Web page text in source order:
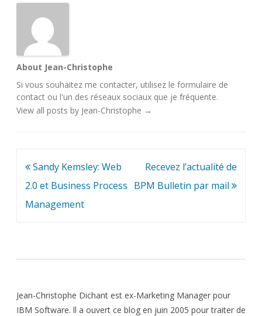
About Jean-Christophe
Si vous souhaitez me contacter, utilisez le formulaire de
contact ou l'un des réseaux sociaux que je fréquente.
View all posts by Jean-Christophe →
Navigation
de
l’article
Sandy Kemsley: Web
2.0 et Business Process
Management
Recevez l’actualité de
BPM Bulletin par mail
Jean-Christophe Dichant est ex-Marketing Manager pour
IBM Software. ll a ouvert ce blog en juin 2005 pour traiter de